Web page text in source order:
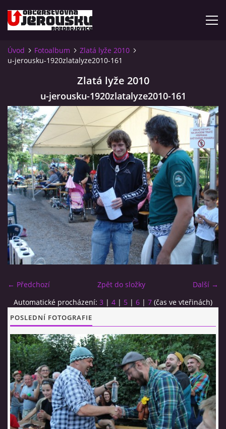
ÚVOD
KDE NÁS NAJDETE?
VIDLÁCKÝ VÍCEBOJ 2023 - VIDEO
OTEVÍRACÍ DOBA
VIDLÁCKÝ VÍCEBOJ 2020 - ČLÁNEK Z ROZDROJOVICKÉ
DRBNY 4/2020
VIDLÁCKÝ VÍCEBOJ 2020 - VIDEO
CO SI U NÁS DÁTE?
STUDENÁ KUCHYNĚ
FOTOALBUM
CESTA KOLEM SVĚTA 2014 - VIDEO
VIDLÁCKÝ VÍCEBOJ 2023
CENÍK
Úvod Fotoalbum
Zlatá lyže 2010
u-jerousku-1920zlatalyze2010-161
Zlatá lyže 2010
u-jerousku-1920zlatalyze2010-161
← Předchozí Další →
Zpět do složky
Automatické procházení: 3 | 4 | 5 | 6 | 7 (čas ve vteřinách)
POSLEDNÍ FOTOGRAFIE